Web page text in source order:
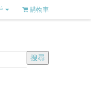
購物車